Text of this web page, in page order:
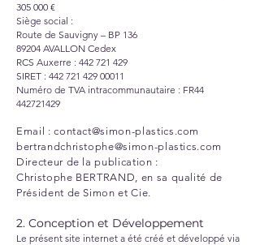
305 000 €
Siège social :
Route de Sauvigny – BP 136
89204 AVALLON Cedex
RCS Auxerre : 442 721 429
SIRET : 442 721 429 00011
Numéro de TVA intracommunautaire : FR44
442721429
Email :contact@simon-plastics.com
bertrandchristophe@simon-plastics.com
Directeur de la publication :
Christophe BERTRAND, en sa qualité de
Président de Simon et Cie.
2. Conception et Développement
Le présent site internet a été créé et développé via